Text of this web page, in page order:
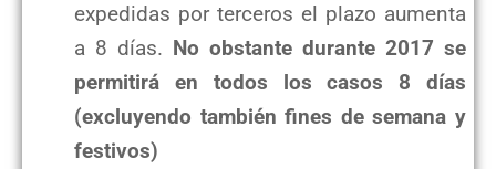
expedidas por terceros el plazo aumenta
a 8 días.
No obstante durante 2017 se
permitirá en todos los casos 8 días
(excluyendo también fines de semana y
festivos)